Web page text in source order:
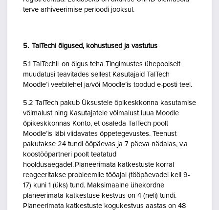
terve arhiveerimise perioodi jooksul.
5. TalTechi õigused, kohustused ja vastutus
5.1 TalTechil on õigus teha Tingimustes ühepoolselt
muudatusi teavitades sellest Kasutajaid TalTech
Moodle’i veebilehel ja/või Moodle’is toodud e-posti teel.
5.2 TalTech pakub Üksustele õpikeskkonna kasutamise
võimalust ning Kasutajatele võimalust luua Moodle
õpikeskkonnas Konto, et osaleda TalTech poolt
Moodle’is läbi viidavates õppetegevustes. Teenust
pakutakse 24 tundi ööpäevas ja 7 päeva nädalas, v.a
koostööpartneri poolt teatatud
hooldusaegadel. Planeerimata katkestuste korral
reageeritakse probleemile tööajal (tööpäevadel kell 9-
17) kuni 1 (üks) tund. Maksimaalne ühekordne
planeerimata katkestuse kestvus on 4 (neli) tundi.
Planeerimata katkestuste kogukestvus aastas on 48